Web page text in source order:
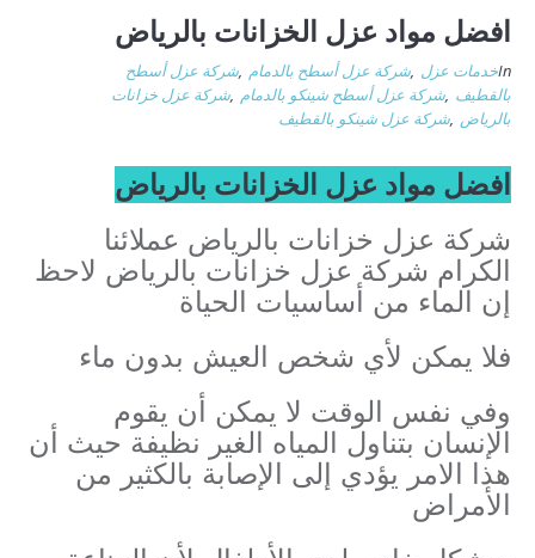
افضل مواد عزل الخزانات بالرياض
Inخدمات عزل ,شركة عزل أسطح بالدمام ,شركة عزل أسطح
بالقطيف ,شركة عزل أسطح شينكو بالدمام ,شركة عزل خزانات
بالرياض ,شركة عزل شينكو بالقطيف
افضل مواد عزل الخزانات بالرياض
شركة عزل خزانات بالرياض عملائنا
الكرام شركة عزل خزانات بالرياض لاحظ
إن الماء من أساسيات الحياة
فلا يمكن لأي شخص العيش بدون ماء
وفي نفس الوقت لا يمكن أن يقوم
الإنسان بتناول المياه الغير نظيفة حيث أن
هذا الامر يؤدي إلى الإصابة بالكثير من
الأمراض